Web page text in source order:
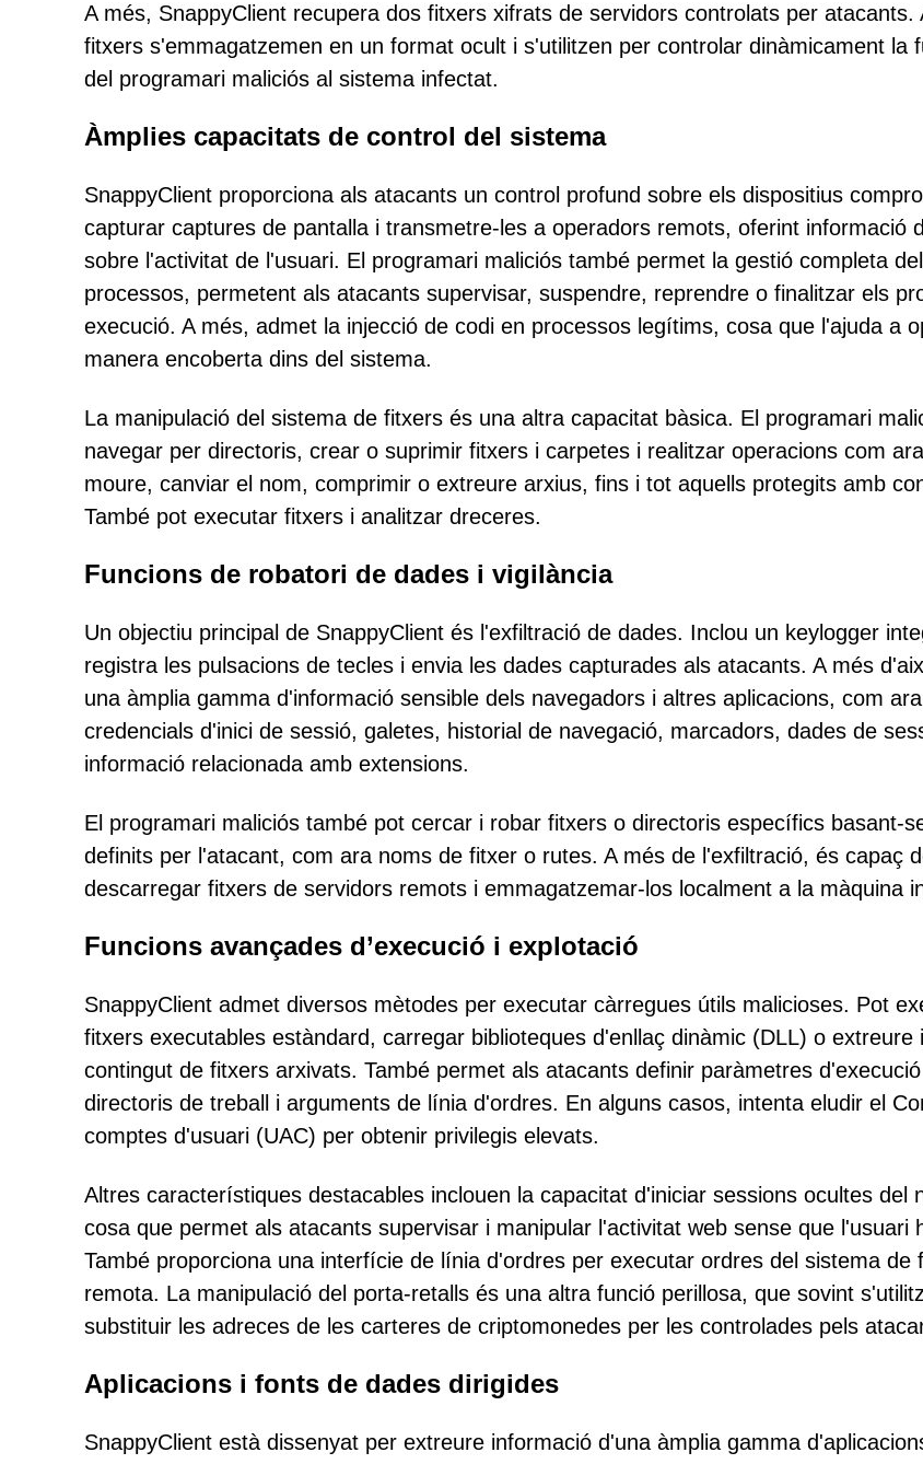
A més, SnappyClient recupera dos fitxers xifrats de servidors controlats per atacants.
fitxers s'emmagatzemen en un format ocult i s'utilitzen per controlar dinàmicament la
del programari maliciós al sistema infectat.
Àmplies capacitats de control del sistema
SnappyClient proporciona als atacants un control profund sobre els dispositius
capturar captures de pantalla i transmetre-les a operadors remots, oferint informació
sobre l'activitat de l'usuari. El programari maliciós també permet la gestió completa
processos, permetent als atacants supervisar, suspendre, reprendre o finalitzar els
execució. A més, admet la injecció de codi en processos legítims, cosa que l'ajuda a
manera encoberta dins del sistema.
La manipulació del sistema de fitxers és una altra capacitat bàsica. El programari
navegar per directoris, crear o suprimir fitxers i carpetes i realitzar operacions com
moure, canviar el nom, comprimir o extreure arxius, fins i tot aquells protegits amb
També pot executar fitxers i analitzar dreceres.
Funcions de robatori de dades i vigilància
Un objectiu principal de SnappyClient és l'exfiltració de dades. Inclou un keylogger
registra les pulsacions de tecles i envia les dades capturades als atacants. A més
una àmplia gamma d'informació sensible dels navegadors i altres aplicacions, com ara
credencials d'inici de sessió, galetes, historial de navegació, marcadors, dades de
informació relacionada amb extensions.
El programari maliciós també pot cercar i robar fitxers o directoris específics basant-
definits per l'atacant, com ara noms de fitxer o rutes. A més de l'exfiltració, és capaç
descarregar fitxers de servidors remots i emmagatzemar-los localment a la màquina
Funcions avançades d’execució i explotació
SnappyClient admet diversos mètodes per executar càrregues útils malicioses. Pot
fitxers executables estàndard, carregar biblioteques d'enllaç dinàmic (DLL) o extreure
contingut de fitxers arxivats. També permet als atacants definir paràmetres
directoris de treball i arguments de línia d'ordres. En alguns casos, intenta eludir el
comptes d'usuari (UAC) per obtenir privilegis elevats.
Altres característiques destacables inclouen la capacitat d'iniciar sessions ocultes del
cosa que permet als atacants supervisar i manipular l'activitat web sense que l'usuari
També proporciona una interfície de línia d'ordres per executar ordres del sistema de
remota. La manipulació del porta-retalls és una altra funció perillosa, que sovint
substituir les adreces de les carteres de criptomonedes per les controlades pels
Aplicacions i fonts de dades dirigides
SnappyClient està dissenyat per extreure informació d'una àmplia gamma